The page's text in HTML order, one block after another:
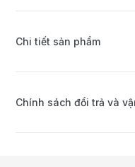
Chi tiết sản phẩm
Chính sách đổi trả và